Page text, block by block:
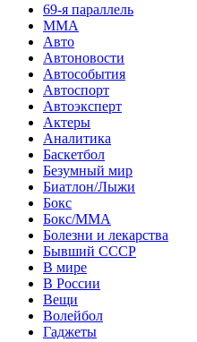
69-я параллель
MMA
Авто
Автоновости
Автособытия
Автоспорт
Автоэксперт
Актеры
Аналитика
Баскетбол
Безумный мир
Биатлон/Лыжи
Бокс
Бокс/MMA
Болезни и лекарства
Бывший СССР
В мире
В России
Вещи
Волейбол
Гаджеты